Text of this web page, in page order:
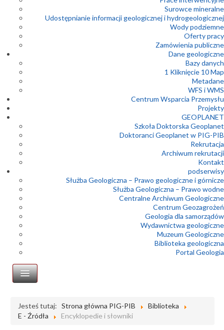
Surowce mineralne
Udostępnianie informacji geologicznej i hydrogeologicznej
Wody podziemne
Oferty pracy
Zamówienia publiczne
Dane geologiczne
Bazy danych
1 Kliknięcie 10 Map
Metadane
WFS i WMS
Centrum Wsparcia Przemysłu
Projekty
GEOPLANET
Szkoła Doktorska Geoplanet
Doktoranci Geoplanet w PIG-PIB
Rekrutacja
Archiwum rekrutacji
Kontakt
podserwisy
Służba Geologiczna – Prawo geologiczne i górnicze
Służba Geologiczna – Prawo wodne
Centralne Archiwum Geologiczne
Centrum Geozagrożeń
Geologia dla samorządów
Wydawnictwa geologiczne
Muzeum Geologiczne
Biblioteka geologiczna
Portal Geologia
O Bibliotece
Jesteś tutaj: Strona główna PIG-PIB
Biblioteka
E - Źródła
Encyklopedie i słowniki